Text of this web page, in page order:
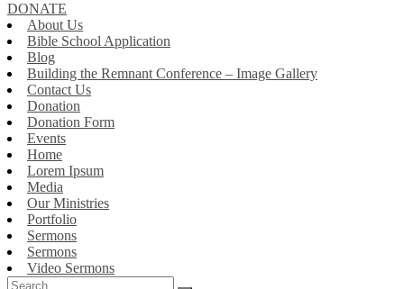
DONATE
About Us
Bible School Application
Blog
Building the Remnant Conference – Image Gallery
Contact Us
Donation
Donation Form
Events
Home
Lorem Ipsum
Media
Our Ministries
Portfolio
Sermons
Sermons
Video Sermons